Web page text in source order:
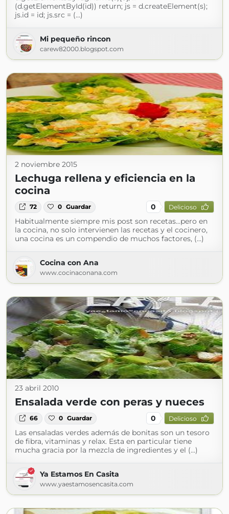
(d.getElementById(id)) return; js = d.createElement(s);
js.id = id; js.src = (...)
Mi pequeño rincon
carew82000.blogspot.com
2 noviembre 2015
Lechuga rellena y eficiencia en la
cocina
72 0 Guardar 0 Delicioso
Habitualmente siempre mis post son recetas...pero en
la cocina, no solo intervienen las recetas y el cocinero,
una cocina es un compendio de muchos factores, (...)
Cocina con Ana
www.cocinaconana.com
23 abril 2010
Ensalada verde con peras y nueces
66 0 Guardar 0 Delicioso
Las ensaladas verdes además de bonitas son un tesoro
de fibra, vitaminas y relax. Esta en particular tiene
mucha gracia por la mezcla de ingredientes y el (...)
Ya Estamos En Casita
www.yaestamosencasita.com